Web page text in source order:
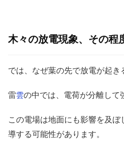
木々の放電現象、その程
では、なぜ葉の先で放電が起き
雷雲の中では、電荷が分離して
この電場は地面にも影響を及
導する可能性があります。